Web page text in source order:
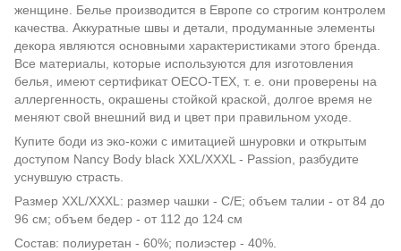
женщине. Белье производится в Европе со строгим контролем
качества. Аккуратные швы и детали, продуманные элементы
декора являются основными характеристиками этого бренда.
Все материалы, которые используются для изготовления
белья, имеют сертификат OECO-TEX, т. е. они проверены на
аллергенность, окрашены стойкой краской, долгое время не
меняют свой внешний вид и цвет при правильном уходе.
Купите боди из эко-кожи с имитацией шнуровки и открытым
доступом Nancy Body black XXL/XXXL - Passion, разбудите
уснувшую страсть.
Размер XXL/XXXL: размер чашки - C/E; объем талии - от 84 до
96 см; объем бедер - от 112 до 124 см
Состав: полиуретан - 60%; полиэстер - 40%.